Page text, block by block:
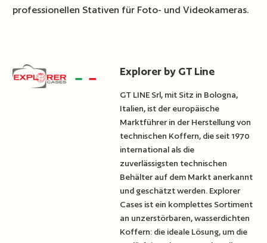
professionellen Stativen für Foto- und Videokameras.
Explorer by GT Line
GT LINE Srl, mit Sitz in Bologna,
Italien, ist der europäische
Marktführer in der Herstellung von
technischen Koffern, die seit 1970
international als die
zuverlässigsten technischen
Behälter auf dem Markt anerkannt
und geschätzt werden. Explorer
Cases ist ein komplettes Sortiment
an unzerstörbaren, wasserdichten
Koffern: die ideale Lösung, um die